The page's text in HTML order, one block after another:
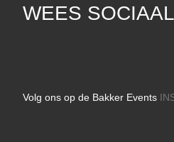
WEES
Volg ons op de Bakker Events